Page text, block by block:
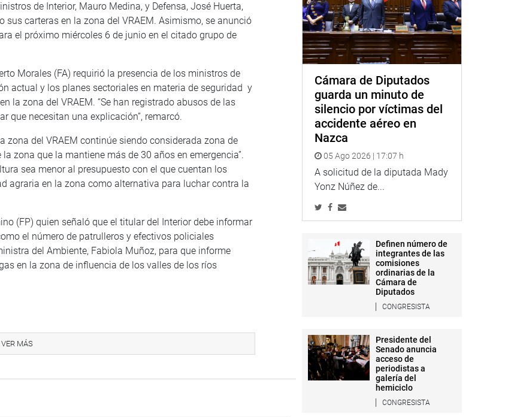
de Interior, Mauro Medina, y Defensa, José Huerta,
carteras en la zona del VRAEM. Asimismo, se anunció
el próximo miércoles 6 de junio en el citado grupo de
Morales (FA) requirió la presencia de los ministros de
actual y los planes sectoriales en materia de seguridad y
la zona del VRAEM. “Se han registrado abusos de las
que necesitan una explicación”, remarcó.
del VRAEM continúe siendo considerada zona de
zona que la mantiene más de 30 años en emergencia”.
sea menor al presupuesto con el que cuentan los
agraria en la zona como alternativa para luchar contra la
(FP) quien señaló que el titular del Interior debe informar
el número de patrulleros y efectivos policiales
del Ambiente, Fabiola Muñoz, para que informe
en la zona de influencia de los valles de los ríos
de los Comités de Autodefensa de las diversas
ley 925/2016-CR, de autoría del congresista Joaquín
a fin de reconocer a los Comités de autodefensa como
y nativas para el ejercicio de la justicia
VER MÁS
Cámara de Diputados
guarda un minuto de
silencio por víctimas del
accidente aéreo en
Nazca
05 Ago 2026 | 17:07 h
A solicitud de la diputada Mady
Yonz Núñez de...
Definen número de
integrantes de las
comisiones
ordinarias de la
Cámara de
Diputados
CONGRESISTA
Presidente del
Senado anuncia
acceso de
periodistas a
galería del
hemiciclo
CONGRESISTA